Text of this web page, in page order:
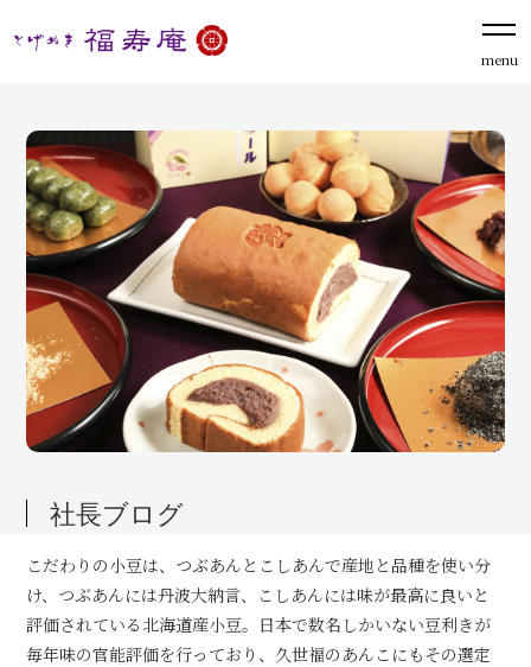
menu
社長ブログ
こだわりの小豆は、つぶあんとこしあんで産地と品種を使い分
け、つぶあんには丹波大納言、こしあんには味が最高に良いと
評価されている北海道産小豆。日本で数名しかいない豆利きが
毎年味の官能評価を行っており、久世福のあんこにもその選定